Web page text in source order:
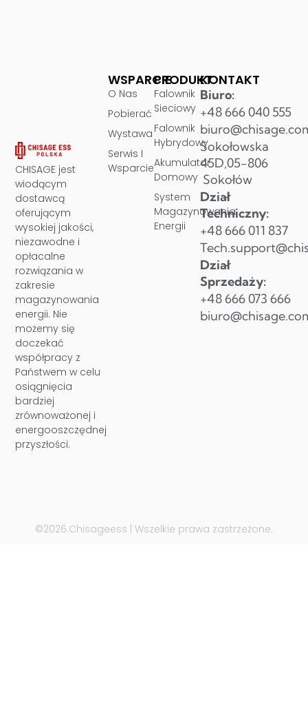
CHISAGE jest
wiodącym
dostawcą
oferującym
wysokiej jakości,
niezawodne i
opłacalne
rozwiązania w
zakresie
magazynowania
energii. Nie
możemy się
doczekać
współpracy z
Państwem w celu
osiągnięcia
bardziej
zrównoważonej i
energooszczędnej
przyszłości.
PRODUKT
Falownik
Sieciowy
Falownik
Hybrydowy
Akumulator
Domowy
System
Magazynowania
Energii
WSPARCIE
O Nas
Pobierać
Wystawa
Serwis I
Wsparcie
KONTAKT
Biuro:
+48 666 040 555
Sokołowska
45D,05-806
Sokołów
Dział
Techniczny:
+48 666 011 837
Dział
Sprzedaży:
+48 666 073 666
©2026.Chisageess | Wszelkie prawa zastrzeżone.